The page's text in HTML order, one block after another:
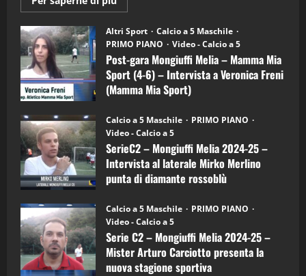
informazioni
Post-
gara
Mongiuffi
Melia
–
Mamma
Mia
Sport
6)
–
Intervista
a
mister
Arturo
Carciotto
(Mongiuffi
Altri Sport
Calcio a 5 Maschile
PRIMO PIANO
Video - Calcio a 5
Post-gara Mongiuffi Melia – Mamma Mia
Sport (4-6) – Intervista a Veronica Freni
(Mamma Mia Sport)
Calcio a 5 Maschile
PRIMO PIANO
Video - Calcio a 5
SerieC2 – Mongiuffi Melia 2024-25 –
Intervista al laterale Mirko Merlino
punta di diamante rossoblù
Calcio a 5 Maschile
PRIMO PIANO
Video - Calcio a 5
Serie C2 – Mongiuffi Melia 2024-25 –
Mister Arturo Carciotto presenta la
nuova stagione sportiva
3
"SportEmpire" in Podcast
“SportEmpire” in Podcast: 28^ Puntata
(Martedi 21 Aprile 2026)
21/04/2026
4
“SportEmpire” in Podcast: 27^ Puntata
(Martedi 14 Aprile 2026)
15/04/2026
5
“SportEmpire” in Podcast: 26^ Puntata
(Martedi 07 Aprile 2026)
08/04/2026